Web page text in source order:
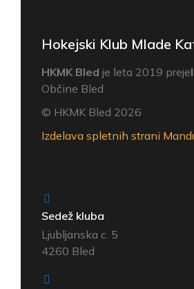
Hokejski Klub Mlade
HKMK Bled je leta 2019 preje
Občine Bled
© HKMK Bled 2026
Izdelava spletnih strani
Sedež kluba
Ljubljanska c. 5
4260 Bled